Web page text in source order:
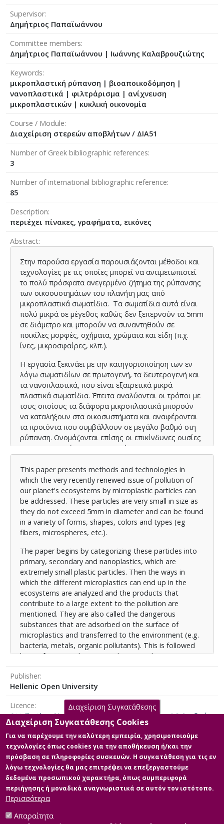
Supervisor
Δημήτριος Παπαϊωάννου
Committee members
Δημήτριος Παπαϊωάννου | Ιωάννης Καλαβρουζιώτης
Keywords
μικροπλαστική ρύπανση | βιοαποικοδόμηση |
νανοπλαστικά | φιλτράρισμα | ανίχνευση
μικροπλαστικών | κυκλική οικονομία
Course / Module
Διαχείριση στερεών αποβλήτων / ΔΙΑ51
Number of Greek bibliographic references
3
Number of international bibliographic reference
85
Description
περιέχει πίνακες, γραφήματα, εικόνες
Abstract
Στην παρούσα εργασία παρουσιάζονται μέθοδοι και
τεχνολογίες με τις οποίες μπορεί να αντιμετωπιστεί
το πολύ πρόσφατα ανεγερμένο ζήτημα της ρύπανσης
των οικοσυστημάτων του πλανήτη μας από
μικροπλαστικά σωματίδια. Τα σωματίδια αυτά είναι
πολύ μικρά σε μέγεθος καθώς δεν ξεπερνούν τα 5mm
σε διάμετρο και μπορούν να συναντηθούν σε
ποικίλες μορφές, σχήματα, χρώματα και είδη (π.χ.
ίνες, μικροσφαίρες, κλπ.).
Η εργασία ξεκινάει με την κατηγοριοποίηση των εν
λόγω σωματιδίων σε πρωτογενή, τα δευτερογενή και
τα νανοπλαστικά, που είναι εξαιρετικά μικρά
πλαστικά σωματίδια. Έπειτα αναλύονται οι τρόποι με
τους οποίους τα διάφορα μικροπλαστικά μπορούν
να καταλήξουν στα οικοσυστήματα και αναφέρονται
τα προϊόντα που συμβάλλουν σε μεγάλο βαθμό στη
ρύπανση. Ονομάζονται επίσης οι επικίνδυνες ουσίες
που προσροφώνται στην επιφάνεια των
(π.χ. βακτήρια, μέταλλά, οργανικοί ρύποι). Ακολουθεί
αναφορά στις επιπτώσεις στον άνθρωπο και στα
χερσαία οικοσυστήματα. Η επόμενη ενότητα είναι
αφιερωμένη στις νομοθετικές ενέργειες της ΕΕ
σχετικά με τη μικροπλαστική διαχείριση, όπου
αναφέρονται οι σημαντικότερες οδηγίες. Μετά
αναφέρονται οι μέθοδοι ανίχνευσης και ποιοτικού
δείγματα νερού και χώματος, όπου χωρίζονται στις
ευρείες κατηγορίες της μικροσκοπικής ανίχνευσης,
της φασματοσκοπικής ανίχνευσης και του
φθορισμού. Ακολουθεί η απαρίθμηση των μεθόδων
επεξεργασίας μικροπλαστικών, που χωρίζονται σε
συμβατικές (φιλτράρισμα, καθίζηση, όσμωση) και σε
προηγμένες (βιοαποδόμηση, χημική επεξεργασία,
νανοτεχνολογία). Έπειτα αναφέρονται οι παράγοντες
που πρέπει να λάβουν υπόψη οι επιστήμονες για να
διαπιστωθεί η βιωσιμότητα των μεθόδων
εργασία κλείνει συνοψίζοντας τα προσωπικά
συμπεράσματα και τις προτάσεις μου προς φορείς
και επιστημονική κοινότητα, ώστε να καλυφθούν
υπάρχοντα κενά αναφορικά με τα μικροπλαστικά.
This paper presents methods and technologies in
which the very recently renewed issue of pollution of
our planet's ecosystems by microplastic particles can
be addressed. These particles are very small in size as
they do not exceed 5mm in diameter and can be found
in a variety of forms, shapes, colors and types (eg
fibers, microspheres, etc.).
The paper begins by categorizing these particles into
primary, secondary and nanoplastics, which are
extremely small plastic particles. Then the ways in
which the different microplastics can end up in the
ecosystems are analyzed and the products that
contribute to a large extent to the pollution are
mentioned. They are also called the dangerous
substances that are adsorbed on the surface of
microplastics and transferred to the environment (e.g.
bacteria, metals, organic pollutants). This is followed
by a reference to humans and terrestrial ecosystems.
on microplastic management, where the most
important directives are mentioned. Then the methods
of detection and qualitative and quantitative
identification of microplastics in water and soil samples
are mentioned, where they are divided into the broad
categories of microscopic detection, spectroscopic
detection and fluorescence. The following is the
analysis of microplastic processing methods, divided
into conventional (filtering, purification, osmosis) and
advanced ones (biodegradation, chemical processing,
nanotechnology). Then the factors that scientists have
to take into account in order to establish the
sustainability of treatment methods (life cycle
assessment, techno-economic control, environmental
Publisher
Hellenic Open University
Licence
Attribution-NonCommercial-NoDerivatives 4.0 Διεθνές
Main Files
Κύριο μέρος της Διπλωματικής
Description: ΔΙΠΛΩΜΑΤΙΚΗ
Διαχείριση Συγκατάθεσης
Διαχείριση Συγκατάθεσης Cookies
Για να παρέχουμε την καλύτερη εμπειρία, χρησιμοποιούμε
τεχνολογίες όπως cookies για την αποθήκευση ή/και την
πρόσβαση σε πληροφορίες συσκευών. Η συγκατάθεση για τις εν
λόγω τεχνολογίες θα μας επιτρέψει να επεξεργαστούμε
δεδομένα προσωπικού χαρακτήρα, όπως συμπεριφορά
περιήγησης ή μοναδικά αναγνωριστικά σε αυτόν τον ιστότοπο.
Περισσότερα
Απαραίτητα